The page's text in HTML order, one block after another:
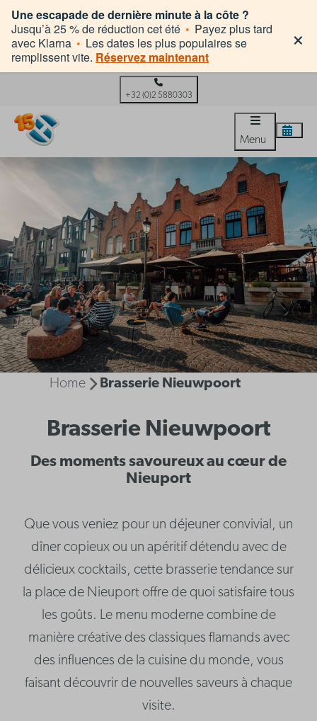
Une escapade de dernière minute à la côte ?
Jusqu’à 25 % de réduction cet été • Payez plus tard
avec Klarna • Les dates les plus populaires se
remplissent vite. Réservez maintenant
×
+32 (0)2 5880303
Menu
Home Brasserie Nieuwpoort
Brasserie Nieuwpoort
Des moments savoureux au cœur de
Nieuport
Que vous veniez pour un déjeuner convivial, un
dîner copieux ou un apéritif détendu avec de
délicieux cocktails, cette brasserie tendance sur
la place de Nieuport offre de quoi satisfaire tous
les goûts. Le menu moderne combine de
manière créative des classiques flamands avec
des influences de la cuisine du monde, vous
faisant découvrir de nouvelles saveurs à chaque
visite.